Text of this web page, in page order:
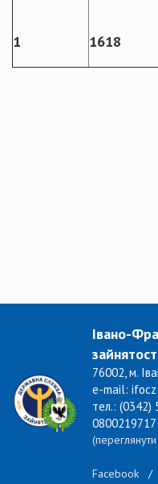
1 1618
Івано-
76002, м.
e-mail:
тел.: (0342)
0800219717
(переглянути
Facebook /